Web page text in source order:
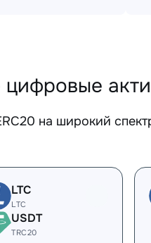
цифровые
на широкий
LTC
LTC
USDT
TRC20